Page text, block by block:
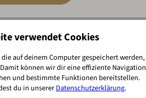
verwendet Cookies
auf deinem Computer gespeichert werden,
können wir dir eine effiziente Navigation
und bestimmte Funktionen bereitstellen.
du in unsererDatenschutzerklärung.